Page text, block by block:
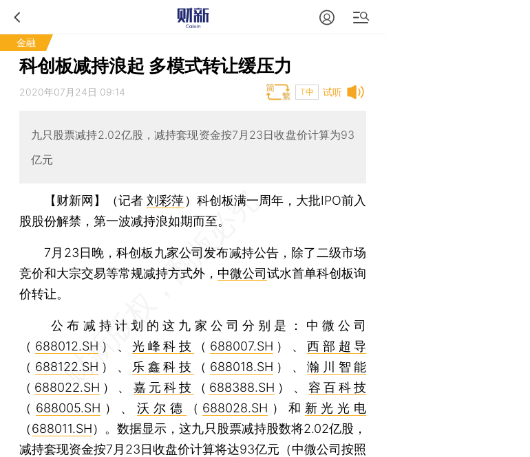
金融
科创板减持浪起 多模式转让缓压力
试听
2020年07月24日 09:14 T中
九只股票减持2.02亿股，减持套现资金按7月23日收盘价计算为93
亿元
【财新网】（记者刘彩萍） 科创板满一周年，大批IPO前入
股股份解禁，第一波减持浪如期而至。
7月23日晚，科创板九家公司发布减持公告，除了二级市场
竞价和大宗交易等常规减持方式外， 中微公司试水首单科创板询
价转让。
公布减持计划的这九家公司分别是：中微公司
（ 688012.SH ）、光峰科技 （ 688007.SH ）、西部超导
（ 688122.SH ）、 乐鑫科技 （ 688018.SH ）、瀚川智能
（ 688022.SH ）、 嘉元科技 （ 688388.SH ）、 容百科技
（ 688005.SH ）、沃尔德 （ 688028.SH ）和 新光光电
（688011.SH）。数据显示，这九只股票减持股数将2.02亿股，
减持套现资金按7月23日收盘价计算将达93亿元（中微公司按照